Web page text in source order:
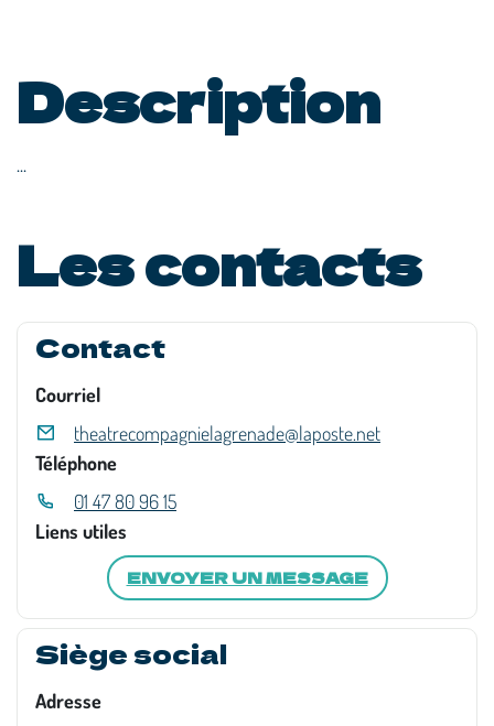
Description
...
Les contacts
Contact
Courriel
theatrecompagnielagrenade@laposte.net
Téléphone
01 47 80 96 15
Liens utiles
ENVOYER UN MESSAGE
Siège social
Adresse